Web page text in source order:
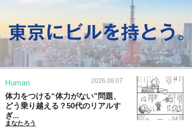
Human 2026.08.07
体力をつける“体力がない”問題、
どう乗り越える？50代のリアルす
ぎ...
まなたろう